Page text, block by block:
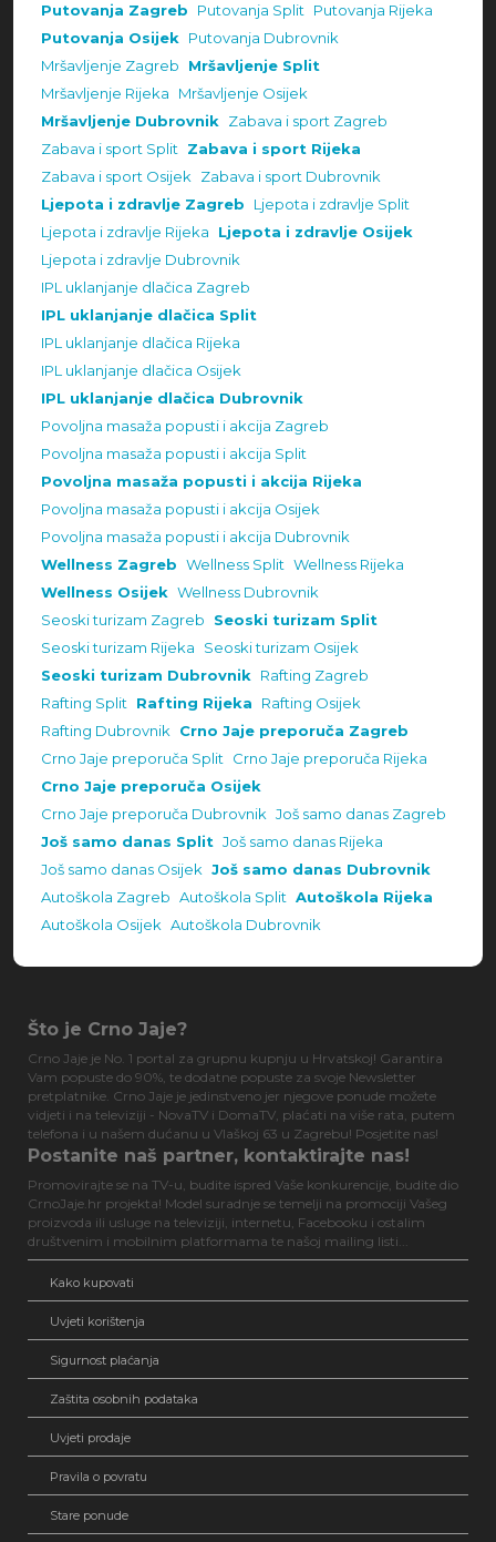
Putovanja Zagreb Putovanja Split Putovanja Rijeka
Putovanja Osijek Putovanja Dubrovnik
Mršavljenje Zagreb
Mršavljenje Split
Mršavljenje Rijeka
Mršavljenje Osijek
Mršavljenje Dubrovnik Zabava i sport Zagreb
Zabava i sport Split Zabava i sport Rijeka
Zabava i sport Osijek Zabava i sport Dubrovnik
Ljepota i zdravlje Zagreb
Ljepota i zdravlje Split
Ljepota i zdravlje Rijeka
Ljepota i zdravlje Osijek
Ljepota i zdravlje Dubrovnik
IPL uklanjanje dlačica Zagreb
IPL uklanjanje dlačica Split
IPL uklanjanje dlačica Rijeka
IPL uklanjanje dlačica Osijek
IPL uklanjanje dlačica Dubrovnik
Povoljna masaža popusti i akcija Zagreb
Povoljna masaža popusti i akcija Split
Povoljna masaža popusti i akcija Rijeka
Povoljna masaža popusti i akcija Osijek
Povoljna masaža popusti i akcija Dubrovnik
Wellness Zagreb Wellness Split Wellness Rijeka
Wellness Osijek Wellness Dubrovnik
Seoski turizam Zagreb
Seoski turizam Split
Seoski turizam Rijeka
Seoski turizam Osijek
Seoski turizam Dubrovnik Rafting Zagreb
Rafting Split Rafting Rijeka
Rafting Osijek
Rafting Dubrovnik Crno Jaje preporuča Zagreb
Crno Jaje preporuča Split Crno Jaje preporuča Rijeka
Crno Jaje preporuča Osijek
Crno Jaje preporuča Dubrovnik Još samo danas Zagreb
Još samo danas Split Još samo danas Rijeka
Još samo danas Osijek Još samo danas Dubrovnik
Autoškola Zagreb Autoškola Split Autoškola Rijeka
Autoškola Osijek Autoškola Dubrovnik
Što je Crno Jaje?
Crno Jaje je No. 1 portal za grupnu kupnju u Hrvatskoj! Garantira
Vam popuste do 90%, te dodatne popuste za svoje Newsletter
pretplatnike. Crno Jaje je jedinstveno jer njegove ponude možete
vidjeti i na televiziji - NovaTV i DomaTV, plaćati na više rata, putem
telefona i u našem dućanu u Vlaškoj 63 u Zagrebu! Posjetite nas!
Postanite naš partner, kontaktirajte nas!
Promovirajte se na TV-u, budite ispred Vaše konkurencije, budite dio
CrnoJaje.hr projekta! Model suradnje se temelji na promociji Vašeg
proizvoda ili usluge na televiziji, internetu, Facebooku i ostalim
društvenim i mobilnim platformama te našoj mailing listi...
Kako kupovati
Uvjeti korištenja
Sigurnost plaćanja
Zaštita osobnih podataka
Uvjeti prodaje
Pravila o povratu
Stare ponude